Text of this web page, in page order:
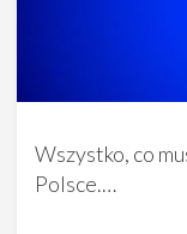
Wszystko, co
Polsce.…